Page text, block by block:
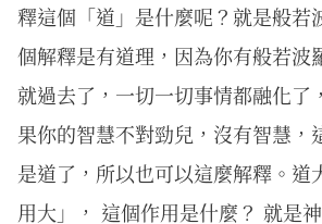
釋這個「道」是什麼呢？就是般若
個解釋是有道理，因為你有般若波
就過去了，一切一切事情都融化了
果你的智慧不對勁兒，沒有智慧，
是道了，所以也可以這麼解釋。道
用大」， 這個作用是什麼？ 就是